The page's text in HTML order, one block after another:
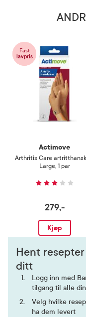
Fast
lavpris
Actimove
Arthritis Care
Large, 1 par
279,-
Kjøp
Hent
ditt
Logg inn med
tilgang til alle
Velg hvilke
ha dem levert